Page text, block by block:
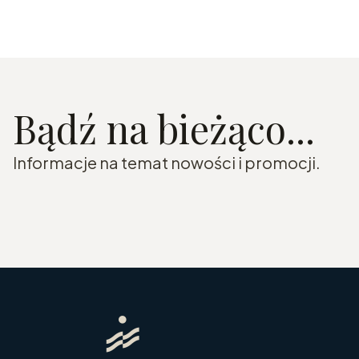
Bądź na bieżąco...
Informacje na temat nowości i promocji.